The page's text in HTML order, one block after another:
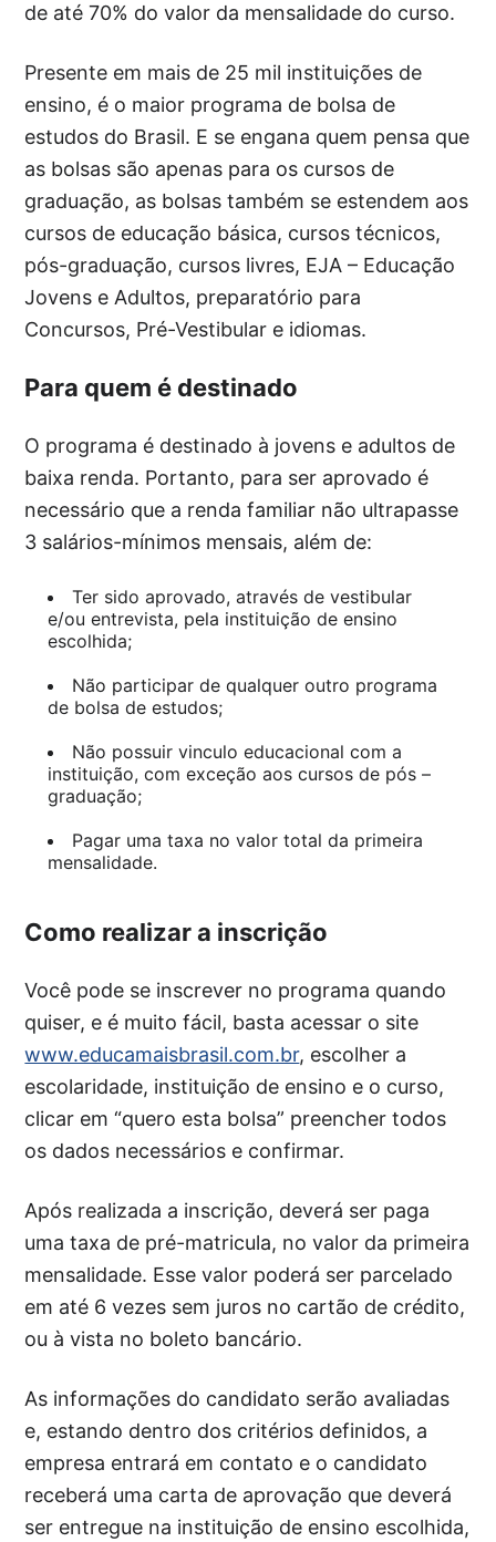
de até 70% do valor da mensalidade do curso.
Presente em mais de 25 mil instituições de
ensino, é o maior programa de bolsa de
estudos do Brasil. E se engana quem pensa que
as bolsas são apenas para os cursos de
graduação, as bolsas também se estendem aos
cursos de educação básica, cursos técnicos,
pós-graduação, cursos livres, EJA – Educação
Jovens e Adultos, preparatório para
Concursos, Pré-Vestibular e idiomas.
Para quem é destinado
O programa é destinado à jovens e adultos de
baixa renda. Portanto, para ser aprovado é
necessário que a renda familiar não ultrapasse
3 salários-mínimos mensais, além de:
Ter sido aprovado, através de vestibular
e/ou entrevista, pela instituição de ensino
escolhida;
Não participar de qualquer outro programa
de bolsa de estudos;
Não possuir vinculo educacional com a
instituição, com exceção aos cursos de pós –
graduação;
Pagar uma taxa no valor total da primeira
mensalidade.
Como realizar a inscrição
Você pode se inscrever no programa quando
quiser, e é muito fácil, basta acessar o site
www.educamaisbrasil.com.br, escolher a
escolaridade, instituição de ensino e o curso,
clicar em “quero esta bolsa” preencher todos
os dados necessários e confirmar.
Após realizada a inscrição, deverá ser paga
uma taxa de pré-matricula, no valor da primeira
mensalidade. Esse valor poderá ser parcelado
em até 6 vezes sem juros no cartão de crédito,
ou à vista no boleto bancário.
As informações do candidato serão avaliadas
e, estando dentro dos critérios definidos, a
empresa entrará em contato e o candidato
receberá uma carta de aprovação que deverá
ser entregue na instituição de ensino escolhida,